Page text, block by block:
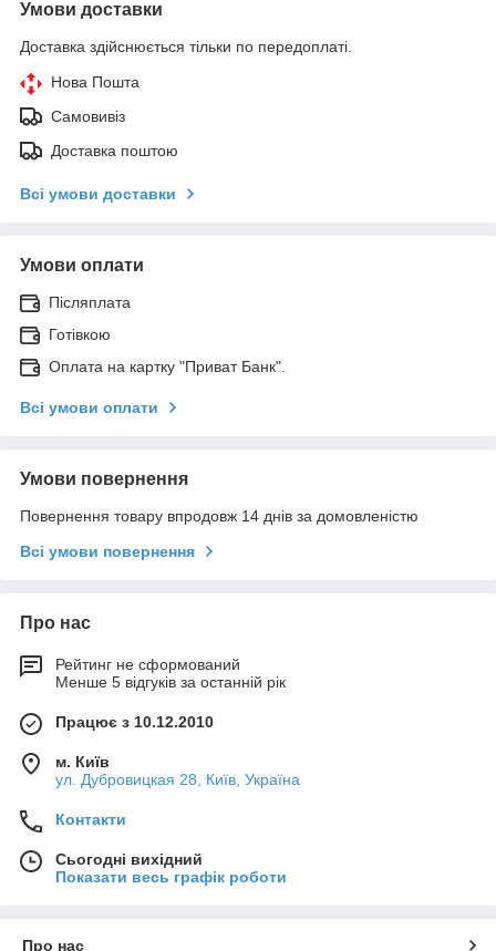
Умови доставки
Доставка здійснюється тільки по передоплаті.
Нова Пошта
Самовивіз
Доставка поштою
Всі умови доставки
Умови оплати
Післяплата
Готівкою
Оплата на картку "Приват Банк".
Всі умови оплати
Умови повернення
Повернення товару впродовж 14 днів за домовленістю
Всі умови повернення
Про нас
Рейтинг не сформований
Менше 5 відгуків за останній рік
Працює з 10.12.2010
м. Київ
ул. Дубровицкая 28, Київ, Україна
Контакти
Сьогодні вихідний
Показати весь графік роботи
Про нас